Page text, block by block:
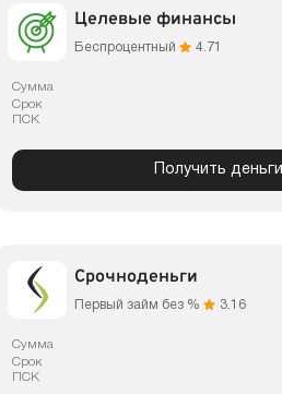
Целевые финансы
Беспроцентный 4.71
Сумма
Срок
ПСК
Получить деньги
Срочноденьги
Первый займ без % 3.16
Сумма
Срок
ПСК